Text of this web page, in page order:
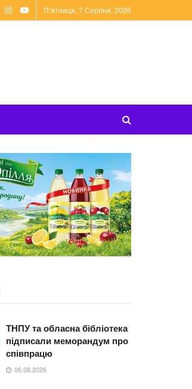
П’ятниця, 7 Серпня, 2026
ТНПУ та обласна бібліотека
підписали меморандум про
співпрацю
06.08.2026